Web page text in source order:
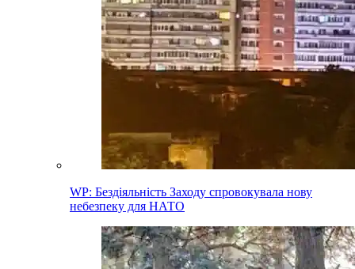
WP: Бездіяльність Заходу спровокувала нову
небезпеку для НАТО